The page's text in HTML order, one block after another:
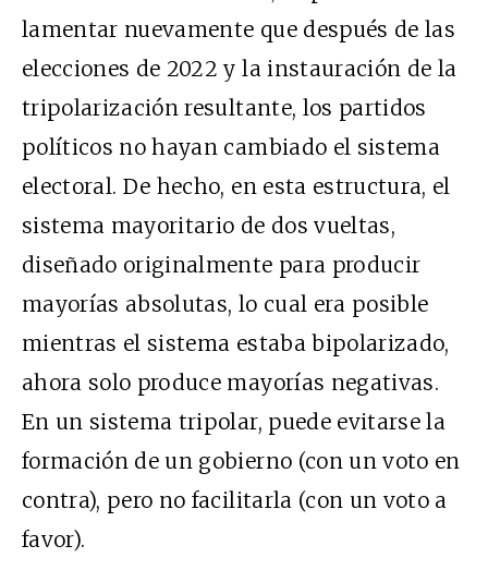
lamentar nuevamente que después de las
elecciones de 2022 y la instauración de la
tripolarización resultante, los partidos
políticos no hayan cambiado el sistema
electoral. De hecho, en esta estructura, el
sistema mayoritario de dos vueltas,
diseñado originalmente para producir
mayorías absolutas, lo cual era posible
mientras el sistema estaba bipolarizado,
ahora solo produce mayorías negativas.
En un sistema tripolar, puede evitarse la
formación de un gobierno (con un voto en
contra), pero no facilitarla (con un voto a
favor).